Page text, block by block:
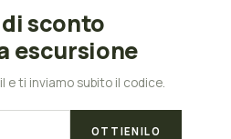
di sconto
escursione
e ti inviamo subito il codice.
OTTIENILO